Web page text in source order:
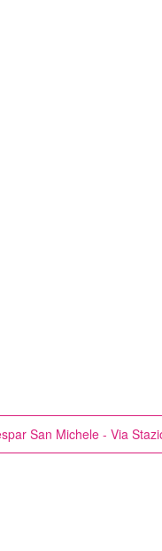
San Michele - Via